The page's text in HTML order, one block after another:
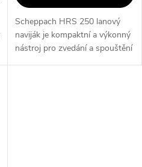
Scheppach HRS 250 lanový
naviják je kompaktní a výkonný
nástroj pro zvedání a spouštění